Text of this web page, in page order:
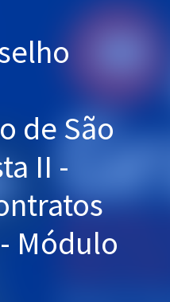
de São
II -
Módulo